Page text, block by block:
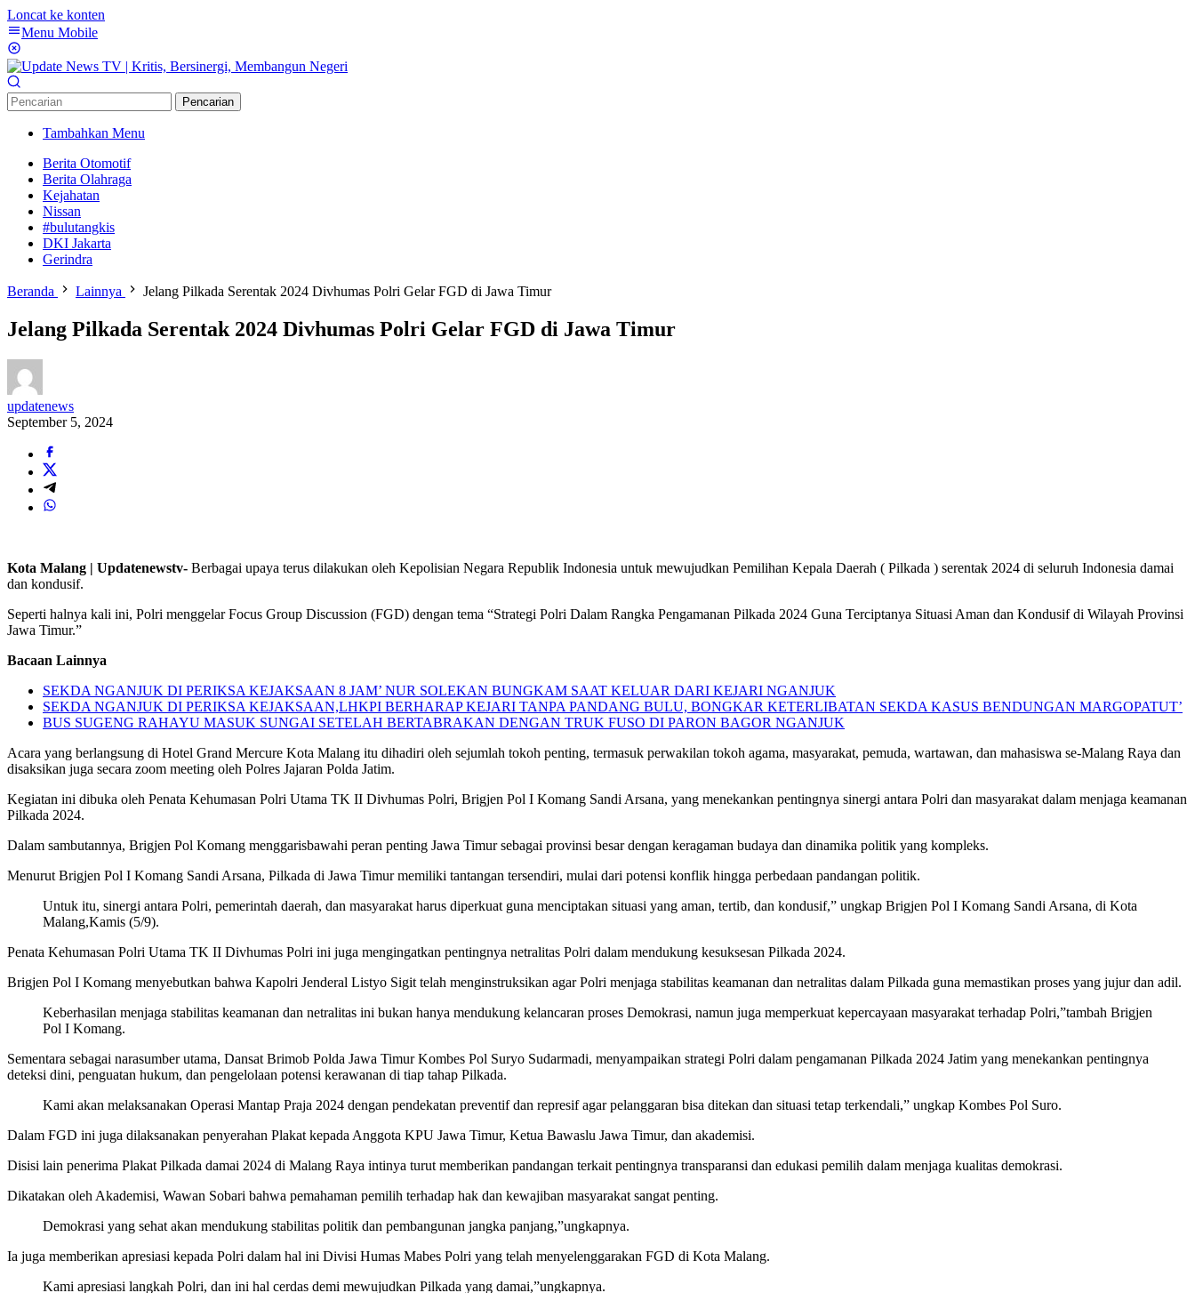
Loncat ke konten
Menu Mobile
Pencarian
Tambahkan Menu
Berita Otomotif
Berita Olahraga
Kejahatan
Nissan
#bulutangkis
DKI Jakarta
Gerindra
Beranda Lainnya Jelang Pilkada Serentak 2024 Divhumas Polri Gelar FGD di Jawa Timur
Jelang Pilkada Serentak 2024 Divhumas Polri Gelar FGD di Jawa Timur
updatenews
September 5, 2024
Kota Malang | Updatenewstv- Berbagai upaya terus dilakukan oleh Kepolisian Negara Republik Indonesia untuk mewujudkan Pemilihan Kepala Daerah ( Pilkada ) serentak 2024 di seluruh Indonesia damai
dan kondusif.
Seperti halnya kali ini, Polri menggelar Focus Group Discussion (FGD) dengan tema “Strategi Polri Dalam Rangka Pengamanan Pilkada 2024 Guna Terciptanya Situasi Aman dan Kondusif di Wilayah Provinsi
Jawa Timur.”
Bacaan Lainnya
SEKDA NGANJUK DI PERIKSA KEJAKSAAN 8 JAM’ NUR SOLEKAN BUNGKAM SAAT KELUAR DARI KEJARI NGANJUK
SEKDA NGANJUK DI PERIKSA KEJAKSAAN,LHKPI BERHARAP KEJARI TANPA PANDANG BULU, BONGKAR KETERLIBATAN SEKDA KASUS BENDUNGAN MARGOPATUT’
BUS SUGENG RAHAYU MASUK SUNGAI SETELAH BERTABRAKAN DENGAN TRUK FUSO DI PARON BAGOR NGANJUK
Acara yang berlangsung di Hotel Grand Mercure Kota Malang itu dihadiri oleh sejumlah tokoh penting, termasuk perwakilan tokoh agama, masyarakat, pemuda, wartawan, dan mahasiswa se-Malang Raya dan
disaksikan juga secara zoom meeting oleh Polres Jajaran Polda Jatim.
Kegiatan ini dibuka oleh Penata Kehumasan Polri Utama TK II Divhumas Polri, Brigjen Pol I Komang Sandi Arsana, yang menekankan pentingnya sinergi antara Polri dan masyarakat dalam menjaga keamanan
Pilkada 2024.
Dalam sambutannya, Brigjen Pol Komang menggarisbawahi peran penting Jawa Timur sebagai provinsi besar dengan keragaman budaya dan dinamika politik yang kompleks.
Menurut Brigjen Pol I Komang Sandi Arsana, Pilkada di Jawa Timur memiliki tantangan tersendiri, mulai dari potensi konflik hingga perbedaan pandangan politik.
Untuk itu, sinergi antara Polri, pemerintah daerah, dan masyarakat harus diperkuat guna menciptakan situasi yang aman, tertib, dan kondusif,” ungkap Brigjen Pol I Komang Sandi Arsana, di Kota
Malang,Kamis (5/9).
Penata Kehumasan Polri Utama TK II Divhumas Polri ini juga mengingatkan pentingnya netralitas Polri dalam mendukung kesuksesan Pilkada 2024.
Brigjen Pol I Komang menyebutkan bahwa Kapolri Jenderal Listyo Sigit telah menginstruksikan agar Polri menjaga stabilitas keamanan dan netralitas dalam Pilkada guna memastikan proses yang jujur dan adil.
Keberhasilan menjaga stabilitas keamanan dan netralitas ini bukan hanya mendukung kelancaran proses Demokrasi, namun juga memperkuat kepercayaan masyarakat terhadap Polri,”tambah Brigjen
Pol I Komang.
Sementara sebagai narasumber utama, Dansat Brimob Polda Jawa Timur Kombes Pol Suryo Sudarmadi, menyampaikan strategi Polri dalam pengamanan Pilkada 2024 Jatim yang menekankan pentingnya
deteksi dini, penguatan hukum, dan pengelolaan potensi kerawanan di tiap tahap Pilkada.
Kami akan melaksanakan Operasi Mantap Praja 2024 dengan pendekatan preventif dan represif agar pelanggaran bisa ditekan dan situasi tetap terkendali,” ungkap Kombes Pol Suro.
Dalam FGD ini juga dilaksanakan penyerahan Plakat kepada Anggota KPU Jawa Timur, Ketua Bawaslu Jawa Timur, dan akademisi.
Disisi lain penerima Plakat Pilkada damai 2024 di Malang Raya intinya turut memberikan pandangan terkait pentingnya transparansi dan edukasi pemilih dalam menjaga kualitas demokrasi.
Dikatakan oleh Akademisi, Wawan Sobari bahwa pemahaman pemilih terhadap hak dan kewajiban masyarakat sangat penting.
Demokrasi yang sehat akan mendukung stabilitas politik dan pembangunan jangka panjang,”ungkapnya.
Ia juga memberikan apresiasi kepada Polri dalam hal ini Divisi Humas Mabes Polri yang telah menyelenggarakan FGD di Kota Malang.
Kami apresiasi langkah Polri, dan ini hal cerdas demi mewujudkan Pilkada yang damai,”ungkapnya.